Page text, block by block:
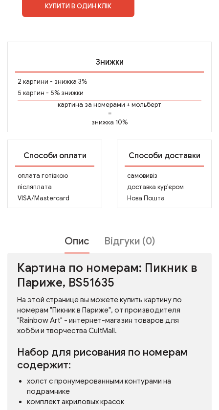
КУПИТИ В ОДИН КЛІК
Знижки
2 картини - знижка 3%
5 картин - 5% знижки
картина за номерами +мольберт
=
знижка 10%
Способи оплати
оплата готівкою
післяплата
VISA/Mastercard
Способи доставки
самовивіз
доставка кур'єром
Нова Пошта
Опис Відгуки (0)
Картина по номерам: Пикник в
Париже, BS51635
На этой странице вы можете купить картину по
номерам "Пикник в Париже", от производителя
"Rainbow Art" - интернет-магазин товаров для
хобби и творчества CultMall.
Набор для рисования по номерам
содержит:
холст с пронумерованными контурами на
подрамнике
комплект акриловых красок